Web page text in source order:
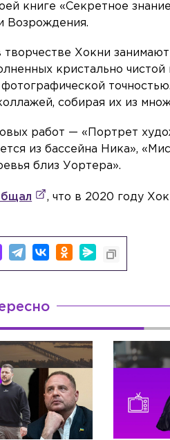
книге «Секретное
Возрождения.
творчестве Хокни
кристально
собирая их из
работ — «Портрет
из бассейна Ника»,
близ Уортера».
, что в 2020 году